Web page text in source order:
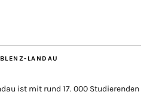
LANDAU
ist mit rund 17. 000 Studierenden